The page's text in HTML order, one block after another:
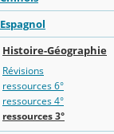
Espagnol
Histoire-Géographie
Révisions
ressources 6°
ressources 4°
ressources 3°